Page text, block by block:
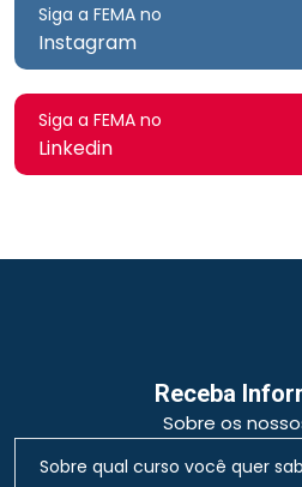
Siga a FEMA no
Instagram
Siga a FEMA no
Linkedin
Receba
Sobre os